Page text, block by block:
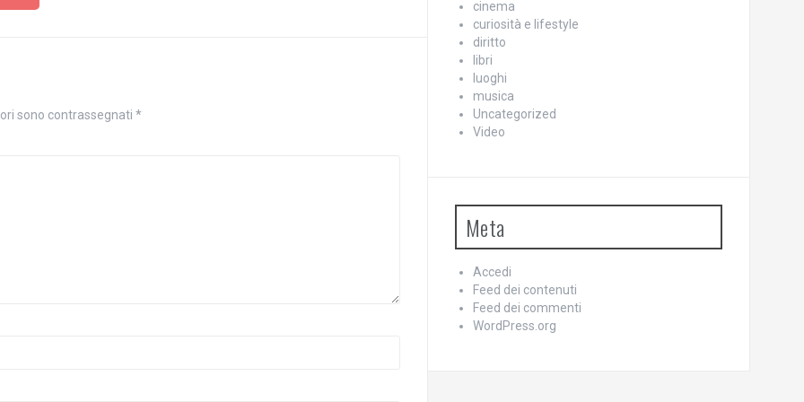
sono contrassegnati *
cinema
curiosità e lifestyle
diritto
libri
luoghi
musica
Uncategorized
Video
Meta
Accedi
Feed dei contenuti
Feed dei commenti
WordPress.org